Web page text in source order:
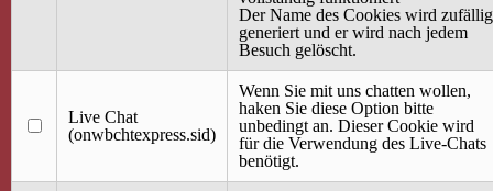
40 Jahre Mütterzentrum
Terminkalender
Gemeinsam aktiv
Gemeinsam unterwegs
wirFAIRändern
Der Name des Cookies wird zufällig
generiert und er wird nach jedem
Besuch gelöscht.
Live Chat
(onwbchtexpress.sid)
Wenn Sie mit uns chatten wollen,
haken Sie diese Option bitte
unbedingt an. Dieser Cookie wird
für die Verwendung des Live-Chats
benötigt.